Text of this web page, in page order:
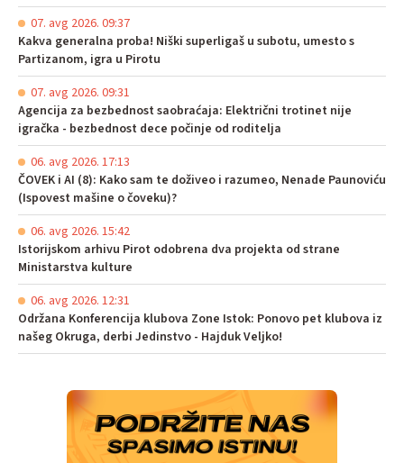
07. avg 2026. 09:37
Kakva generalna proba! Niški superligaš u subotu, umesto s
Partizanom, igra u Pirotu
07. avg 2026. 09:31
Agencija za bezbednost saobraćaja: Električni trotinet nije
igračka - bezbednost dece počinje od roditelja
06. avg 2026. 17:13
ČOVEK i AI (8): Kako sam te doživeo i razumeo, Nenade Paunoviću
(Ispovest mašine o čoveku)?
06. avg 2026. 15:42
Istorijskom arhivu Pirot odobrena dva projekta od strane
Ministarstva kulture
06. avg 2026. 12:31
Održana Konferencija klubova Zone Istok: Ponovo pet klubova iz
našeg Okruga, derbi Jedinstvo - Hajduk Veljko!